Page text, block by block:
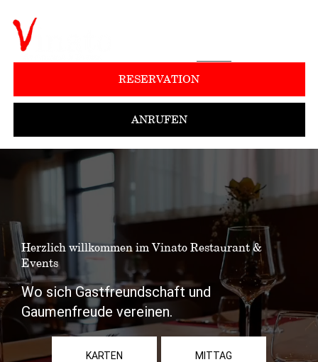
ANRUFEN
RESERVATION
Herzlich willkommen im Vinato Restaurant &
Events
Wo sich Gastfreundschaft und
Gaumenfreude vereinen.
KARTEN MITTAG